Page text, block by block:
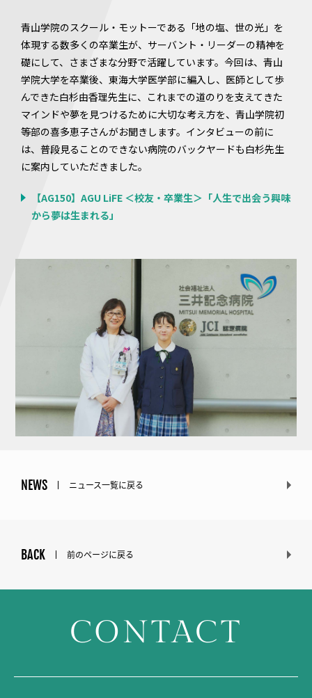
青山学院のスクール・モットーである「地の塩、世の光」を
体現する数多くの卒業生が、サーバント・リーダーの精神を
礎にして、さまざまな分野で活躍しています。今回は、青山
学院大学を卒業後、東海大学医学部に編入し、医師として歩
んできた白杉由香理先生に、これまでの道のりを支えてきた
マインドや夢を見つけるために大切な考え方を、青山学院初
等部の喜多恵子さんがお聞きします。インタビューの前に
は、普段見ることのできない病院のバックヤードも白杉先生
に案内していただきました。
【AG150】AGU LiFE ＜校友・卒業生＞「人生で出会う興味
から夢は生まれる」
NEWS ニュース一覧に戻る
BACK 前のページに戻る
CONTACT